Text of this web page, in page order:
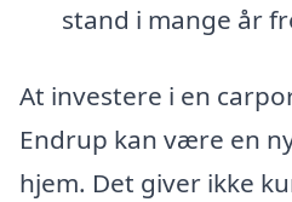
stand i mange år
At investere i en
Endrup kan være en
hjem. Det giver ikke